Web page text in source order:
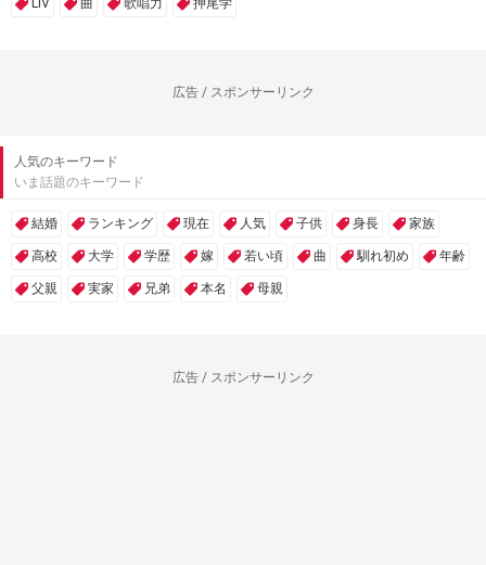
LIV 曲 歌唱力 押尾学
広告 / スポンサーリンク
人気のキーワード
いま話題のキーワード
結婚 ランキング 現在 人気 子供 身長 家族
高校 大学 学歴 嫁 若い頃 曲 馴れ初め 年齢
父親 実家 兄弟 本名 母親
広告 / スポンサーリンク